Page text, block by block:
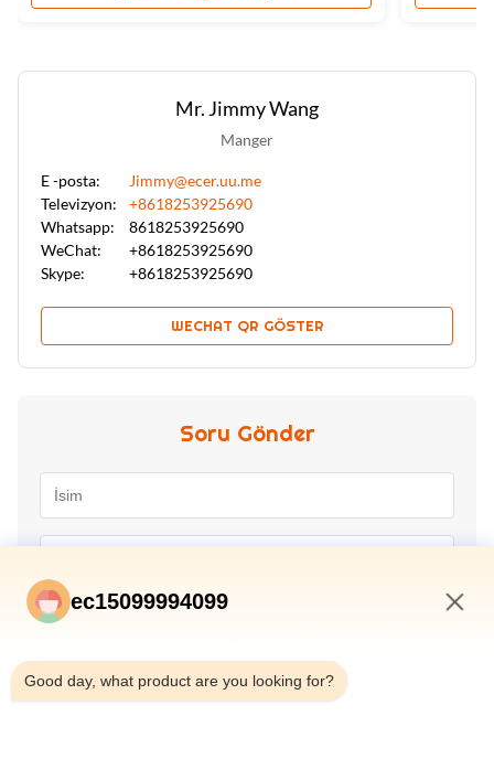
Mr. Jimmy Wang
Manger
E -posta:
Jimmy@ecer.uu.me
Televizyon:
+8618253925690
Whatsapp:
8618253925690
WeChat:
+8618253925690
Skype:
+8618253925690
WECHAT QR GÖSTER
Soru Gönder
ec15099994099
Good day, what product are you looking for?